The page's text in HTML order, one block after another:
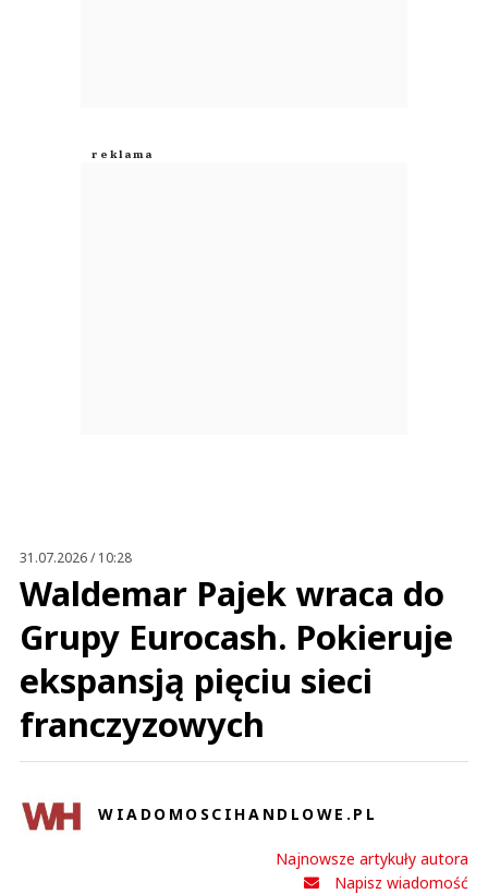
31.07.2026 / 10:28
Waldemar Pajek wraca do
Grupy Eurocash. Pokieruje
ekspansją pięciu sieci
franczyzowych
WIADOMOSCIHANDLOWE.PL
Najnowsze artykuły autora
Napisz wiadomość